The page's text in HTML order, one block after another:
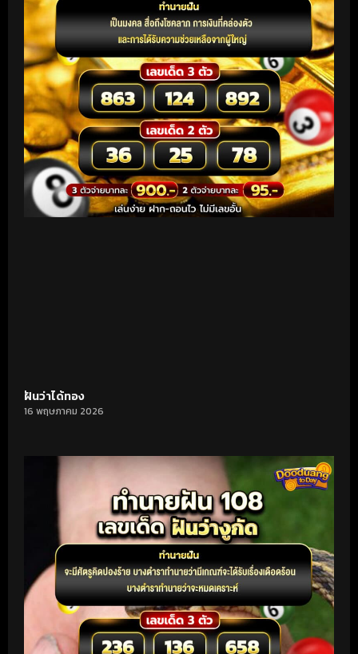
ฝันว่าได้ทอง
16 พฤษภาคม 2026